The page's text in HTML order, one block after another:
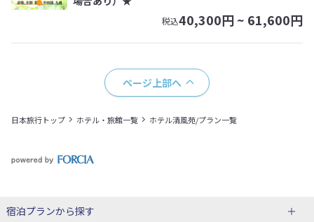
税込40,300円 ~ 61,600円
ページ上部へ
日本旅行トップ ホテル・旅館一覧 ホテル清風苑/プラン一覧
宿泊プランから探す